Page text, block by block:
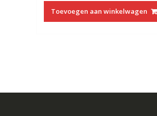
was:
€94.75.€56.73.
Toevoegen aan winkelwagen